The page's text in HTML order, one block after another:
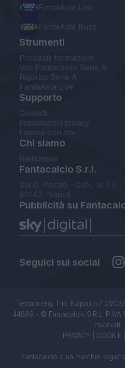
FantaAsta Live
FantaAsta Buzz
Strumenti
Probabili formazioni
Voti Fantacalcio Serie A
Rigoristi Serie A
FantaAsta Live
Supporto
Contatti
Impostazioni privacy
Lavora con noi
Chi siamo
Redazione
Fantacalcio S.r.l.
Via G. Porzio - CdN, Is. F4
80143, Napoli
Pubblicità su
Seguici sui social
Testata reg. Trib. Napoli n.7 01/
44869 - © Fantacalcio S.R.L. P.IVA
riservati.
PRIVACY| COOKIE
Fantacalcio è un marchio